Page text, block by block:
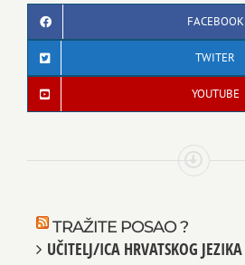
FACEBOOK
TWITER
YOUTUBE
TRAŽITE POSAO ?
UČITELJ/ICA HRVATSKOG JEZIKA